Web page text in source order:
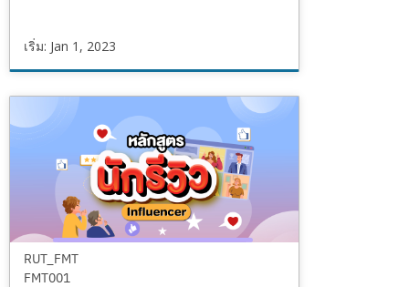
เริ่ม: Jan 1, 2023
CHT001
เริ่ม
RUT_FMT
FMT001